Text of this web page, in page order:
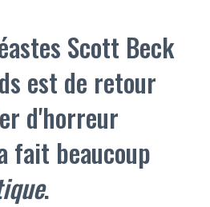
Scott Beck
est de retour
d'horreur
fait beaucoup
.